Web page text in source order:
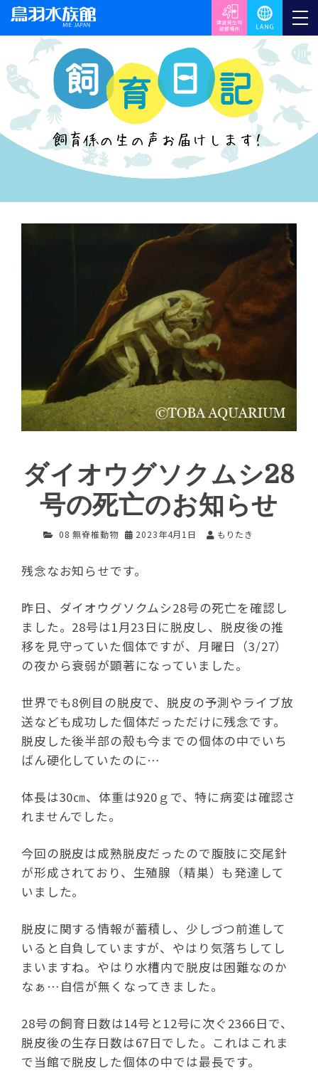
ダイオウグソクムシ28
号の死亡のお知らせ
08 無脊椎動物 2023年4月1日 もりたき
残念なお知らせです。
昨日、ダイオウグソクムシ28号の死亡を確認し
ました。28号は1月23日に脱皮し、脱皮後の推
移を見守っていた個体ですが、月曜日（3/27）
の夜から衰弱が顕著になっていました。
世界でも8例目の脱皮で、脱皮の予測やライブ放
送なども成功した個体だっただけに残念です。
脱皮した後半部の殻も今までの個体の中でいち
ばん硬化していたのに…
体長は30㎝、体重は920ｇで、特に病変は確認さ
れませんでした。
今回の脱皮は成熟脱皮だったので腹肢に交尾針
が形成されており、生殖腺（精巣）も発達して
いました。
脱皮に関する情報が蓄積し、少しづつ前進して
いると自負していますが、やはり気落ちしてし
まいますね。やはり水槽内で脱皮は困難なのか
なぁ…自信が無くなってきました。
28号の飼育日数は14号と12号に次ぐ2366日で、
脱皮後の生存日数は67日でした。これはこれま
で当館で脱皮した個体の中では最長です。